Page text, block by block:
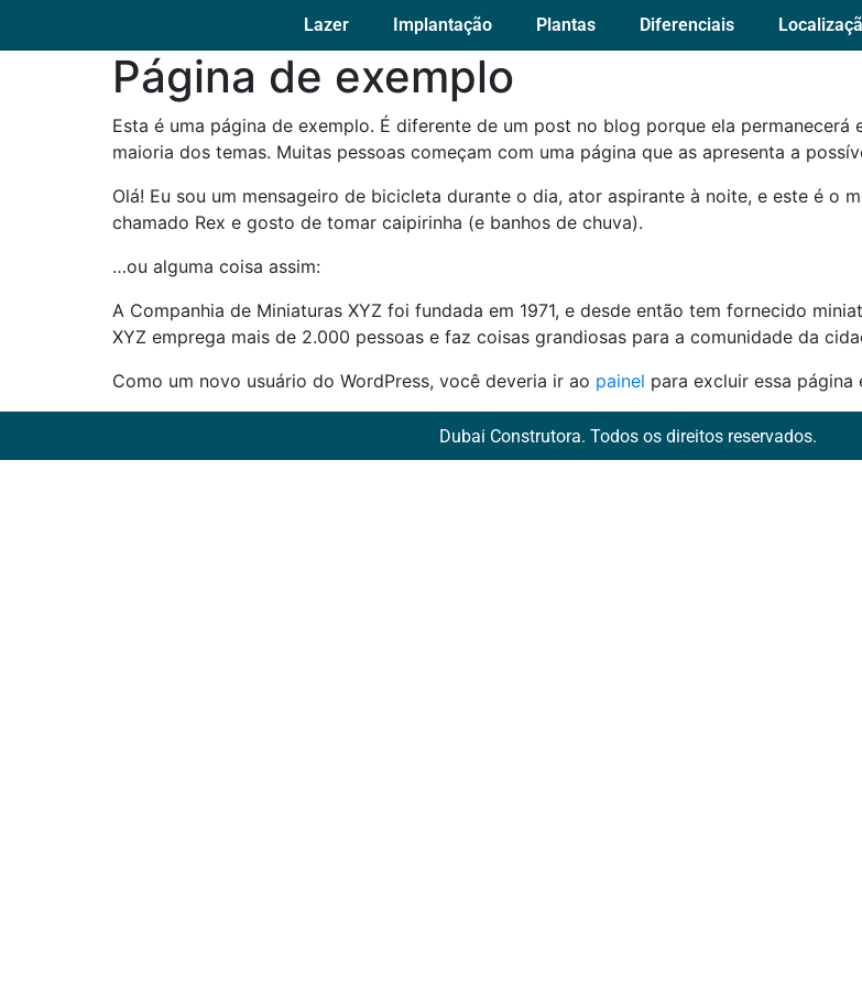
Lazer Implantação Plantas Diferenciais
Página de exemplo
Esta é uma página de exemplo. É diferente de um post no blog porque ela permanecerá
maioria dos temas. Muitas pessoas começam com uma página que as apresenta a
Olá! Eu sou um mensageiro de bicicleta durante o dia, ator aspirante à noite, e este é o
chamado Rex e gosto de tomar caipirinha (e banhos de chuva).
…ou alguma coisa assim:
A Companhia de Miniaturas XYZ foi fundada em 1971, e desde então tem fornecido
XYZ emprega mais de 2.000 pessoas e faz coisas grandiosas para a comunidade da
Como um novo usuário do WordPress, você deveria ir ao painel para excluir essa
Dubai Construtora. Todos os direitos reservados.